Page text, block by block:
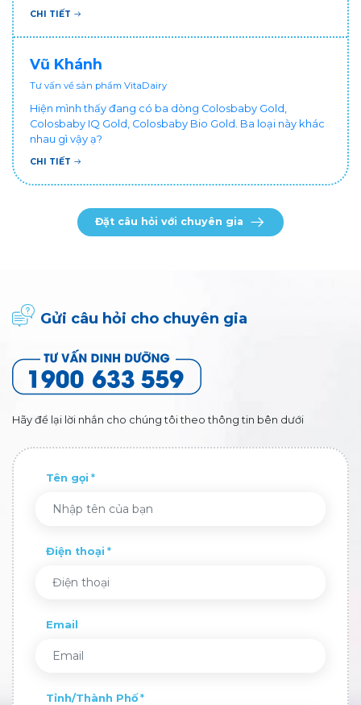
đổi cho bé dùng sữa tươi hộp khác sợ bé nạ sữa ảnh
CHI TIẾT
Vũ Khánh
Tư vấn về sản phẩm VitaDairy
Hiện mình thấy đang có ba dòng Colosbaby Gold,
Colosbaby IQ Gold, Colosbaby Bio Gold. Ba loại này khác
nhau gì vậy ạ?
CHI TIẾT
Đặt câu hỏi với chuyên gia
Gửi câu hỏi cho chuyên gia
Hãy để lại lời nhắn cho chúng tôi theo thông tin bên dưới
Tên gọi
Điện thoại
Email
Tỉnh/Thành Phố